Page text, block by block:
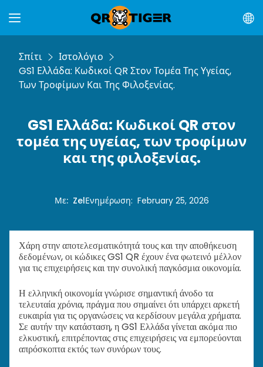
Σπίτι
Ιστολόγιο
GS1 Ελλάδα: Κωδικοί QR Στον Τομέα Της Υγείας,
Των Τροφίμων Και Της Φιλοξενίας.
GS1 Ελλάδα: Κωδικοί QR στον
τομέα της υγείας, των τροφίμων
και της φιλοξενίας.
Με: ZelΕνημέρωση: February 25, 2026
Χάρη στην αποτελεσματικότητά τους και την αποθήκευση
δεδομένων, οι κώδικες GS1 QR έχουν ένα φωτεινό μέλλον
για τις επιχειρήσεις και την συνολική παγκόσμια οικονομία.
Η ελληνική οικονομία γνώρισε σημαντική άνοδο τα
τελευταία χρόνια, πράγμα που σημαίνει ότι υπάρχει αρκετή
ευκαιρία για τις οργανώσεις να κερδίσουν μεγάλα χρήματα.
Σε αυτήν την κατάσταση, η GS1 Ελλάδα γίνεται ακόμα πιο
ελκυστική, επιτρέποντας στις επιχειρήσεις να εμπορεύονται
απρόσκοπτα εκτός των συνόρων τους.